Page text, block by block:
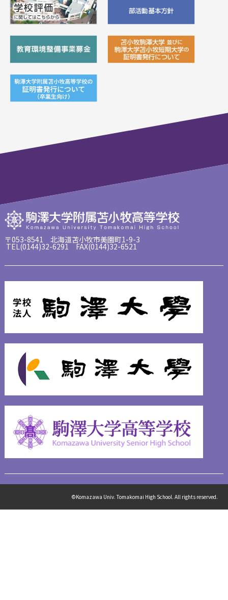
〒053-8541 北海道苫小牧市美園町1-9-3
TEL(0144)32-6291 FAX(0144)32-6521
©Komazawa Univ. Tomakomai High School. All rights reserved.